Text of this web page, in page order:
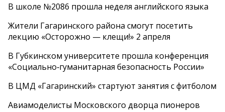
В школе №2086 прошла неделя английского языка
Жители Гагаринского района смогут посетить
лекцию «Осторожно — клещи!» 2 апреля
В Губкинском университете прошла конференция
«Социально‑гуманитарная безопасность России»
В ЦМД «Гагаринский» стартуют занятия с фитболом
Авиамоделисты Московского дворца пионеров